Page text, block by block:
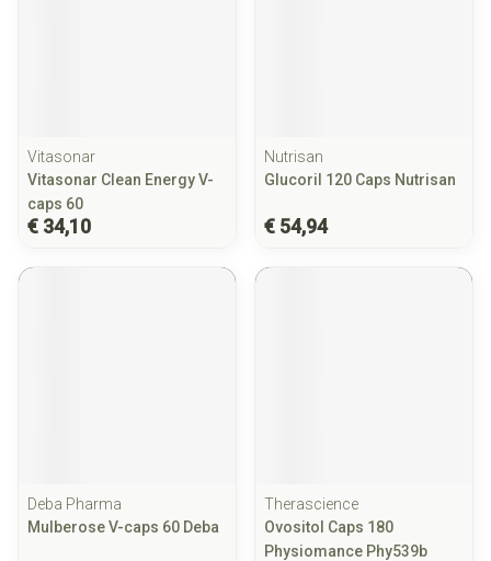
Vitasonar
Vitasonar Clean Energy V-
caps 60
€ 34,10
Nutrisan
Glucoril 120 Caps Nutrisan
€ 54,94
Deba Pharma
Mulberose V-caps 60 Deba
Therascience
Ovositol Caps 180
Physiomance Phy539b